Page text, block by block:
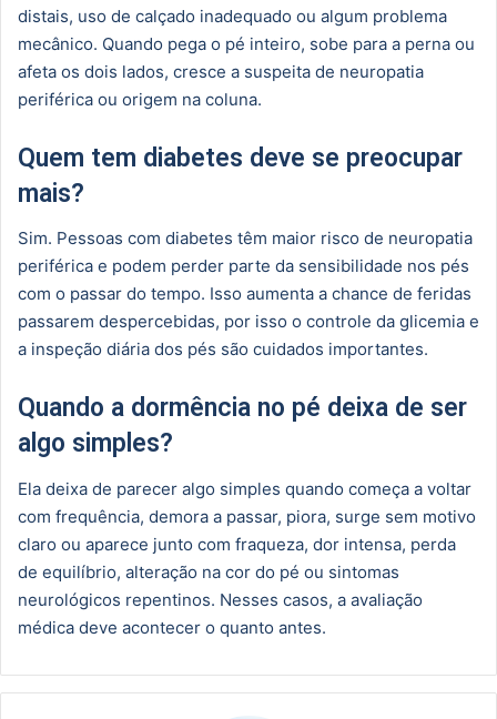
distais, uso de calçado inadequado ou algum problema
mecânico. Quando pega o pé inteiro, sobe para a perna ou
afeta os dois lados, cresce a suspeita de neuropatia
periférica ou origem na coluna.
Quem tem diabetes deve se preocupar
mais?
Sim. Pessoas com diabetes têm maior risco de neuropatia
periférica e podem perder parte da sensibilidade nos pés
com o passar do tempo. Isso aumenta a chance de feridas
passarem despercebidas, por isso o controle da glicemia e
a inspeção diária dos pés são cuidados importantes.
Quando a dormência no pé deixa de ser
algo simples?
Ela deixa de parecer algo simples quando começa a voltar
com frequência, demora a passar, piora, surge sem motivo
claro ou aparece junto com fraqueza, dor intensa, perda
de equilíbrio, alteração na cor do pé ou sintomas
neurológicos repentinos. Nesses casos, a avaliação
médica deve acontecer o quanto antes.